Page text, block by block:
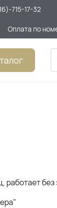
715-17-32
Оплата по
без